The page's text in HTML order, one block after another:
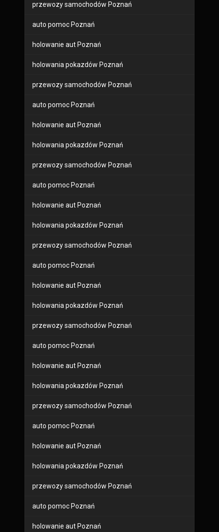
przewozy samochodów Poznań
auto pomoc Poznań
holowanie aut Poznań
holowania pokazdów Poznań
przewozy samochodów Poznań
auto pomoc Poznań
holowanie aut Poznań
holowania pokazdów Poznań
przewozy samochodów Poznań
auto pomoc Poznań
holowanie aut Poznań
holowania pokazdów Poznań
przewozy samochodów Poznań
auto pomoc Poznań
holowanie aut Poznań
holowania pokazdów Poznań
przewozy samochodów Poznań
auto pomoc Poznań
holowanie aut Poznań
holowania pokazdów Poznań
przewozy samochodów Poznań
auto pomoc Poznań
holowanie aut Poznań
holowania pokazdów Poznań
przewozy samochodów Poznań
auto pomoc Poznań
holowanie aut Poznań